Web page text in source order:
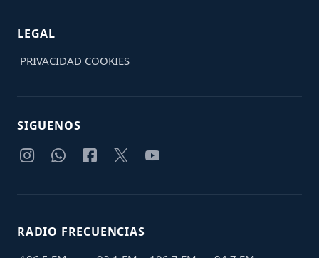
LEGAL
PRIVACIDAD COOKIES
SIGUENOS
RADIO FRECUENCIAS